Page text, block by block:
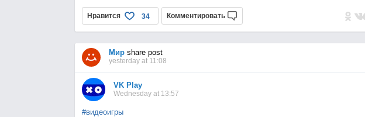
Нравится 34 Комментировать
Мирshare post
yesterday at 11:08
VK Play
Wednesday at 13:57
#видеоигры